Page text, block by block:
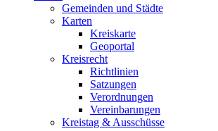
Gemeinden und Städte
Karten
Kreiskarte
Geoportal
Kreisrecht
Richtlinien
Satzungen
Verordnungen
Vereinbarungen
Kreistag & Ausschüsse